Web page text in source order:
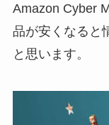
Amazon Cyber
品が安くなると
と思います。